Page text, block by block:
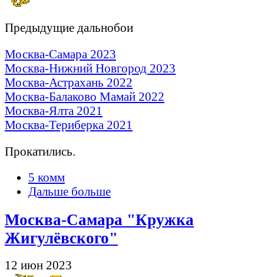
Предыдущие дальнобои
Москва-Самара 2023
Москва-Нижний Новгород 2023
Москва-Астрахань 2022
Москва-Балаково Мамай 2022
Москва-Ялта 2021
Москва-Териберка 2021
Прокатились.
5 комм
Дальше больше
Москва-Самара "Кружка
Жигулёвского"
12 июн 2023